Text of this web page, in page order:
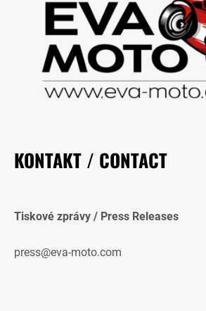
KONTAKT / CONTACT
Tiskové zprávy / Press Releases
press@eva-moto.com